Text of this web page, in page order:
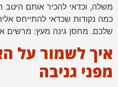
משלה, וכדאי להכיר אותם היטב
כמה נקודות שכדאי להתייחס
שלכם. מחסן גינה מעץ: מרשים
איך לשמור על
מפני גניבה